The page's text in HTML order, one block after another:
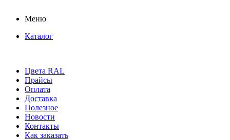
Меню
Каталог
Цвета RAL
Прайсы
Оплата
Доставка
Полезное
Новости
Контакты
Как заказать